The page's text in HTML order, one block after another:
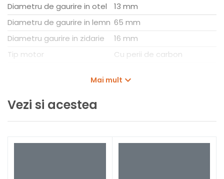
Diametru de gaurire in otel
13 mm
Diametru de gaurire in lemn 65 mm
Diametru gaurire in zidarie
16 mm
Tip motor
Cu perii de carbon
Power 18V
Lumina Led integrat
incarcator
Mai mult
Vezi si acestea